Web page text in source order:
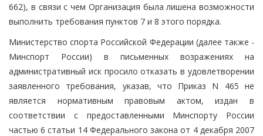
662), в связи с чем Организация была лишена возможности
выполнить требования пунктов 7 и 8 этого порядка.
Министерство спорта Российской Федерации (далее также -
Минспорт России) в письменных возражениях на
административный иск просило отказать в удовлетворении
заявленного требования, указав, что Приказ N 465 не
является нормативным правовым актом, издан в
соответствии с предоставленными Минспорту России
частью 6 статьи 14 Федерального закона от 4 декабря 2007